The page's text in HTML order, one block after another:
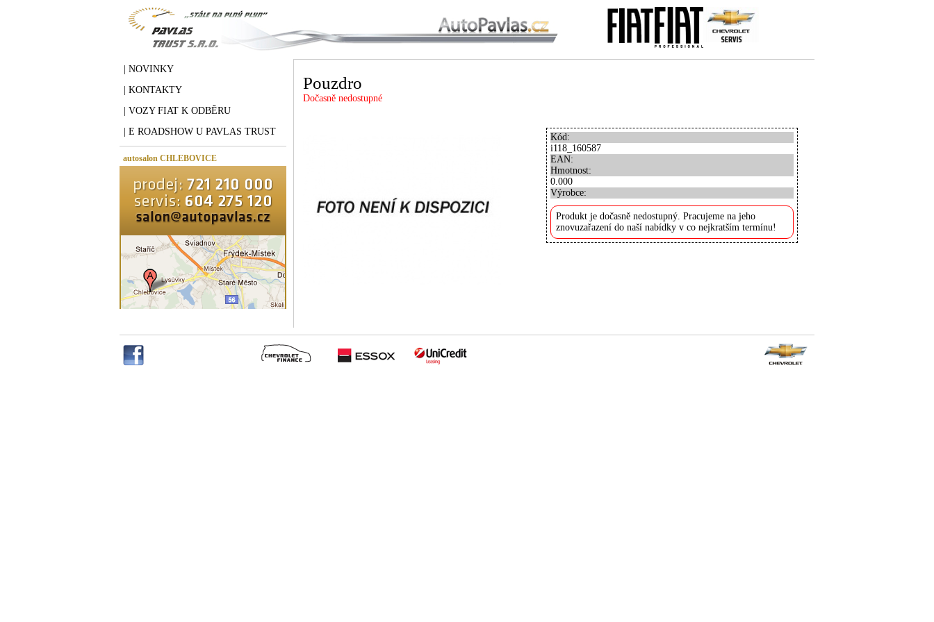
| NOVINKY
| KONTAKTY
| VOZY FIAT K ODBĚRU
| E ROADSHOW U PAVLAS TRUST
autosalon CHLEBOVICE
Pouzdro
Dočasně nedostupné
Kód:
i118_160587
EAN:
Hmotnost:
0.000
Výrobce:
Produkt je dočasně nedostupný. Pracujeme na jeho
znovuzařazení do naší nabídky v co nejkratším termínu!